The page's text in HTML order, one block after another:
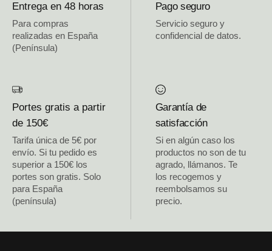
Entrega en 48 horas
Para compras
realizadas en España
(Península)
Pago seguro
Servicio seguro y
confidencial de datos.
Portes gratis a partir
de 150€
Tarifa única de 5€ por
envío. Si tu pedido es
superior a 150€ los
portes son gratis. Solo
para España
(península)
Garantía de
satisfacción
Si en algún caso los
productos no son de tu
agrado, llámanos. Te
los recogemos y
reembolsamos su
precio.